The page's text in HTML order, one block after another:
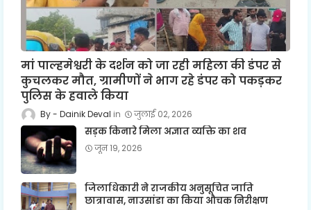
मां पाल्हमेश्वरी के दर्शन को जा रही महिला की डंपर से
कुचलकर मौत, ग्रामीणों ने भाग रहे डंपर को पकड़कर
पुलिस के हवाले किया
Dainik Deval जुलाई 02, 2026
सड़क किनारे मिला अज्ञात व्यक्ति का शव
जून 19, 2026
जिलाधिकारी ने राजकीय अनुसूचित जाति
छात्रावास, नाउसांडा का किया औचक निरीक्षण